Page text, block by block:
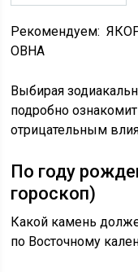
Рекомендуем:
ОВНА
Выбирая
подробно
отрицательным
По году
гороскоп)
Какой камень
по Восточному